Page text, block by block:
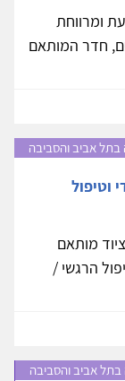
ומרווחת
חדר המותאם
אביב והסביבה
וטיפול
מותאם
הרגשי /
אביב והסביבה